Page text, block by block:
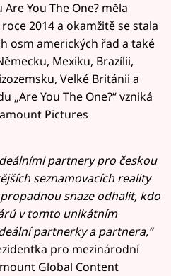
You The One? měla
2014 a okamžitě se stala
osm amerických řad a také
Mexiku, Brazílii,
Velké Británii a
„Are You The One?“ vzniká
Pictures
partnery pro českou
seznamovacích reality
snaze odhalit, kdo
v tomto unikátním
partnerky a partnera,“
pro mezinárodní
Global Content